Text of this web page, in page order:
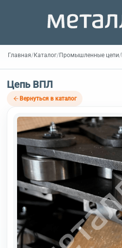
Главная/Каталог/Промышленные цепи/
Цепь ВПЛ
Вернуться в каталог